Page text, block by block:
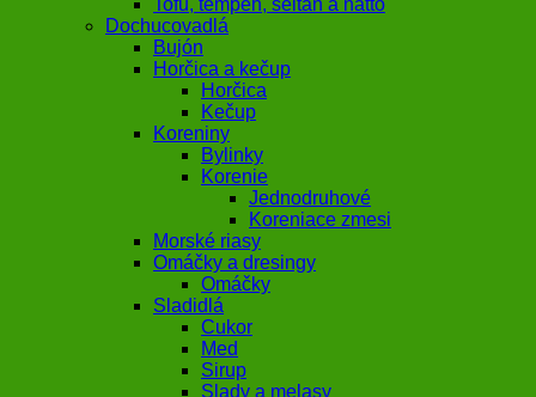
Tofu, tempeh, seitan a natto
Dochucovadlá
Bujón
Horčica a kečup
Horčica
Kečup
Koreniny
Bylinky
Korenie
Jednodruhové
Koreniace zmesi
Morské riasy
Omáčky a dresingy
Omáčky
Sladidlá
Cukor
Med
Sirup
Slady a melasy